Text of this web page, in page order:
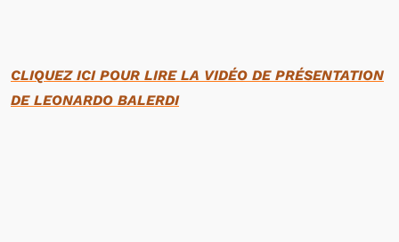
CLIQUEZ ICI POUR LIRE LA VIDÉO DE PRÉSENTATION
DE LEONARDO BALERDI